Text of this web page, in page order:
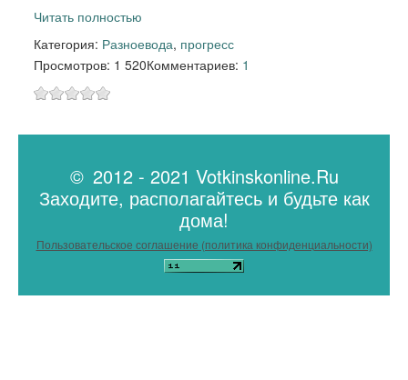
Читать полностью
Категория: Разноевода, прогресс
Просмотров: 1 520Комментариев: 1
© 2012 - 2021 Votkinskonline.Ru
Заходите, располагайтесь и будьте как
дома!
Пользовательское соглашение (политика конфиденциальности)